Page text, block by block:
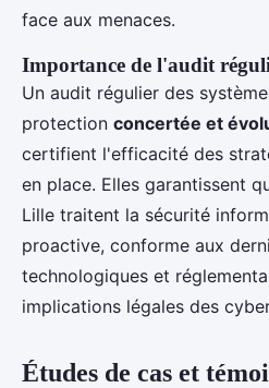
face aux menaces.
Importance de l'audit
Un audit régulier des
protection concertée et
certifient l'efficacité des
en place. Elles garantissent
Lille traitent la sécurité
proactive, conforme aux
technologiques et
implications légales des
Études de cas et